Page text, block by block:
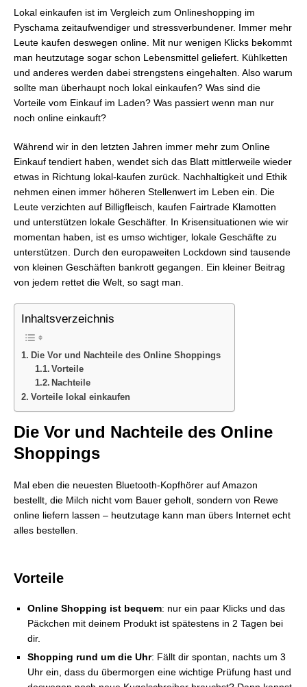
Lokal einkaufen ist im Vergleich zum Onlineshopping im
Pyschama zeitaufwendiger und stressverbundener. Immer mehr
Leute kaufen deswegen online. Mit nur wenigen Klicks bekommt
man heutzutage sogar schon Lebensmittel geliefert. Kühlketten
und anderes werden dabei strengstens eingehalten. Also warum
sollte man überhaupt noch lokal einkaufen? Was sind die
Vorteile vom Einkauf im Laden? Was passiert wenn man nur
noch online einkauft?
Während wir in den letzten Jahren immer mehr zum Online
Einkauf tendiert haben, wendet sich das Blatt mittlerweile wieder
etwas in Richtung lokal-kaufen zurück. Nachhaltigkeit und Ethik
nehmen einen immer höheren Stellenwert im Leben ein. Die
Leute verzichten auf Billigfleisch, kaufen Fairtrade Klamotten
und unterstützen lokale Geschäfter. In Krisensituationen wie wir
momentan haben, ist es umso wichtiger, lokale Geschäfte zu
unterstützen. Durch den europaweiten Lockdown sind tausende
von kleinen Geschäften bankrott gegangen. Ein kleiner Beitrag
von jedem rettet die Welt, so sagt man.
Inhaltsverzeichnis
Die Vor und Nachteile des Online Shoppings
Vorteile
Nachteile
Vorteile lokal einkaufen
Die Vor und Nachteile des Online
Shoppings
Mal eben die neuesten Bluetooth-Kopfhörer auf Amazon
bestellt, die Milch nicht vom Bauer geholt, sondern von Rewe
online liefern lassen – heutzutage kann man übers Internet echt
alles bestellen.
Vorteile
Online Shopping ist bequem: nur ein paar Klicks und das
Päckchen mit deinem Produkt ist spätestens in 2 Tagen bei
dir.
Shopping rund um die Uhr: Fällt dir spontan, nachts um 3
Uhr ein, dass du übermorgen eine wichtige Prüfung hast und